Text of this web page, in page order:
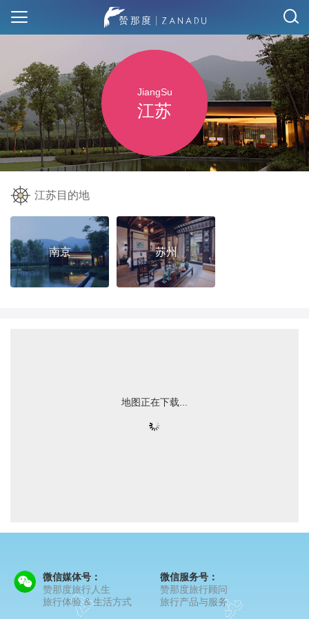
JiangSu
江苏
江苏目的地
南京 苏州
地图正在下载...
微信媒体号：
赞那度旅行人生
旅行体验 & 生活方式
微信服务号：
赞那度旅行顾问
旅行产品与服务